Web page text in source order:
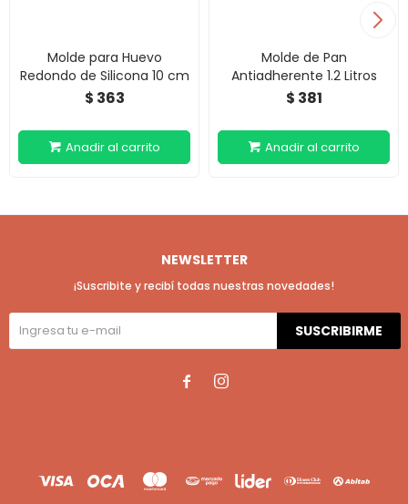
Molde para Huevo
Redondo de Silicona 10 cm
$ 363
Molde de Pan
Antiadherente 1.2 Litros
$ 381
NEWSLETTER
¡Suscribite y recibí todas nuestras novedades!
SUSCRIBIRME
 